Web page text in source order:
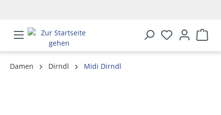
Damen Dirndl
Midi Dirndl